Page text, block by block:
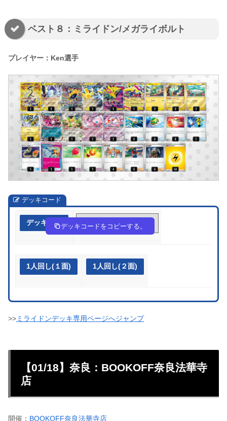
ベスト８：ミライドン/メガライボルト
プレイヤー：Ken選手
デッキコード
デッキ作成 LPLLnn-ik0qEy-QHg9nn
デッキコードをコピーする。
1人回し(１面) 1人回し(２面)
>>ミライドンデッキ専用ページへジャンプ
【01/18】奈良：BOOKOFF奈良法華寺
店
開催： BOOKOFF奈良法華寺店